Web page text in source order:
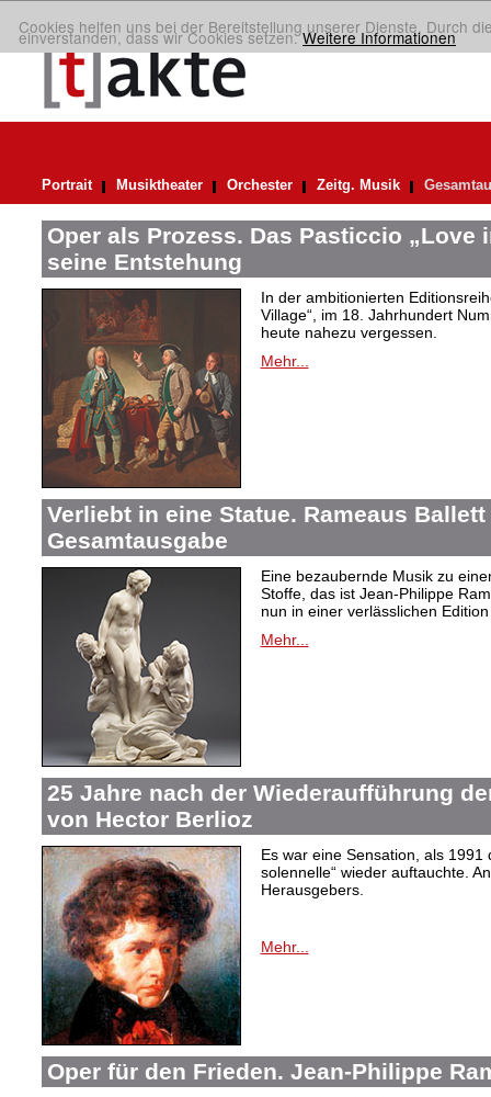
Cookies helfen uns bei der Bereitstellung unserer Dienste. Durch
einverstanden, dass wir Cookies setzen.Weitere Informationen
Portrait Musiktheater Orchester Zeitg. Musik
Oper als Prozess. Das Pasticcio „Love
seine Entstehung
In der ambitionierten
Village“, im 18. Jahrhundert
heute nahezu vergessen.
Mehr...
Verliebt in eine Statue. Rameaus
Gesamtausgabe
Eine bezaubernde Musik zu
Stoffe, das ist Jean-Philippe
nun in einer verlässlichen
Mehr...
25 Jahre nach der Wiederaufführung
von Hector Berlioz
Es war eine Sensation, als 1991
solennelle“ wieder auftauchte.
Herausgebers.
Mehr...
Oper für den Frieden. Jean-Philippe